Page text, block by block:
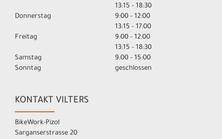
13:15 - 18:30
Donnerstag
9:00 - 12:00
13:15 - 17:00
Freitag
9:00 - 12:00
13:15 - 18:30
Samstag
9:00 - 15:00
Sonntag
geschlossen
KONTAKT VILTERS
BikeWork-Pizol
Sarganserstrasse 20